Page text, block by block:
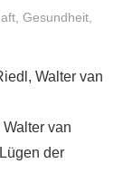
,Gesundheit
Walter van
van
der